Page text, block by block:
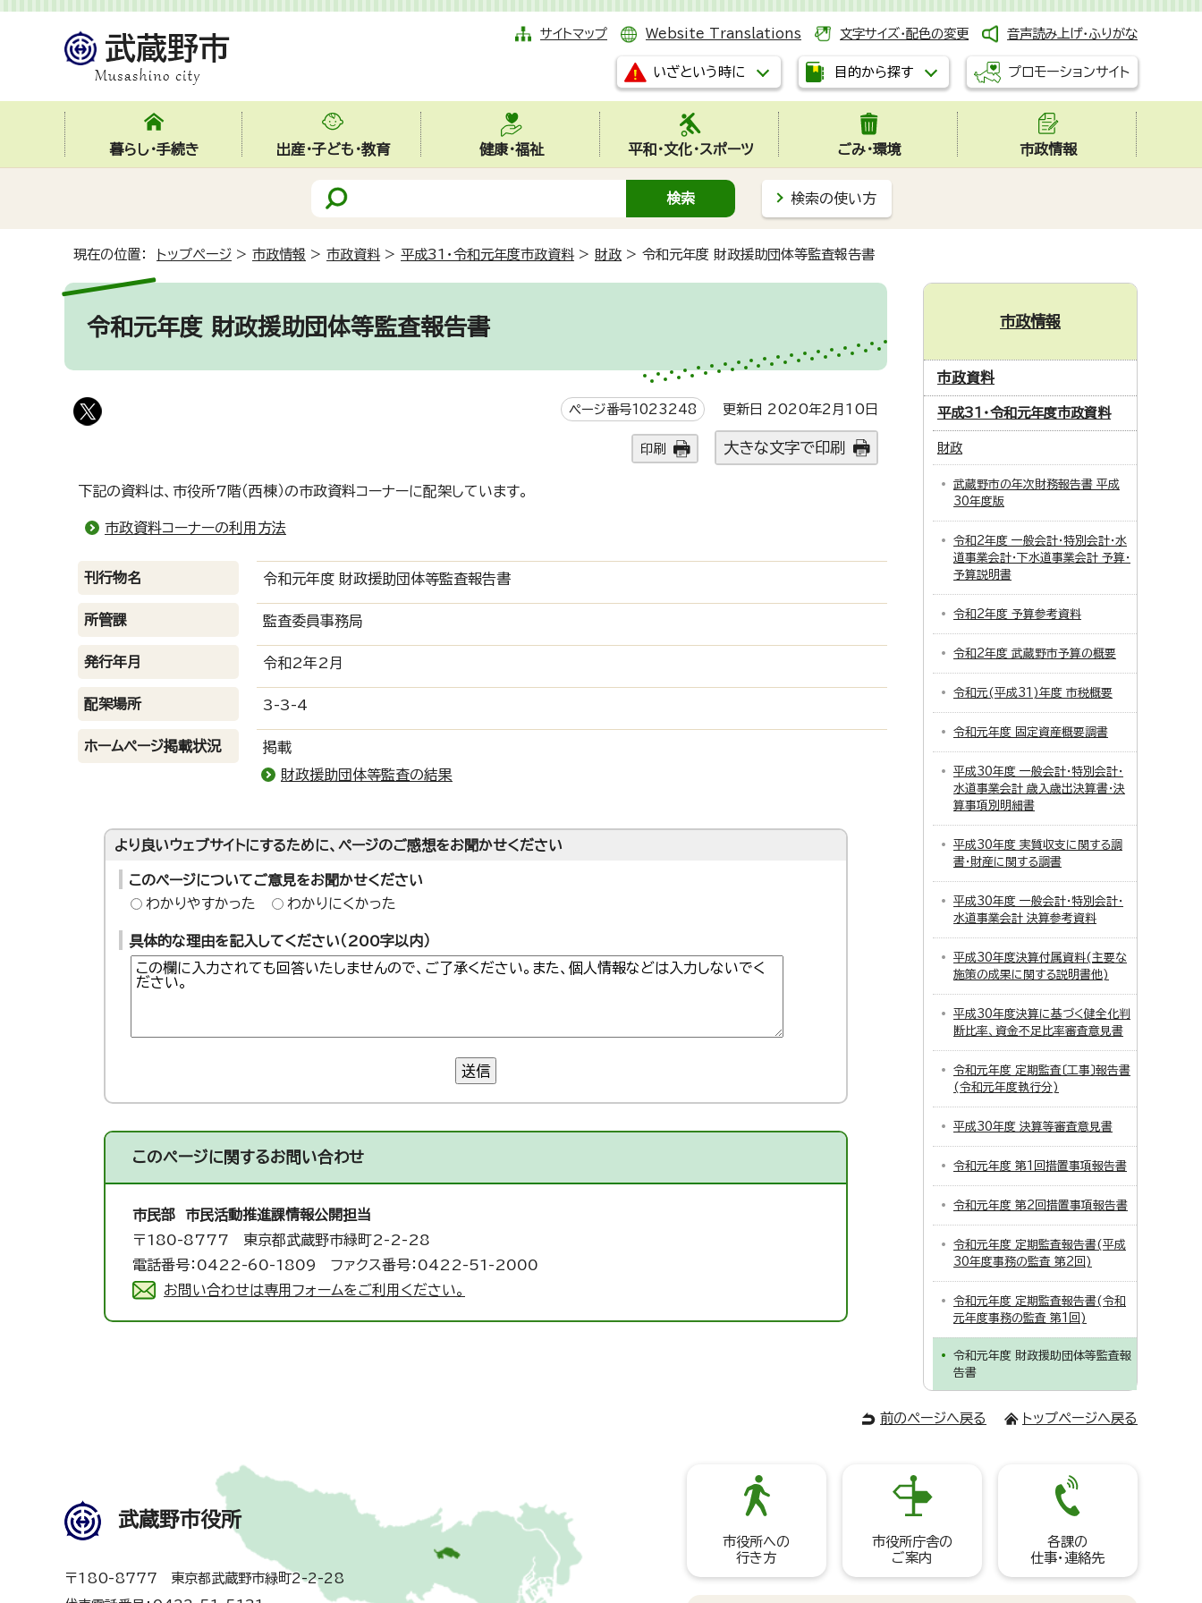
サイトマップ Website Translations 文字サイズ・配色の変更 音声読み上げ・ふりがな
いざという時に 目的から探す プロモーションサイト
暮らし・手続き 出産・子ども・教育 健康・福祉 平和・文化・スポーツ ごみ・環境 市政情報
検索の使い方
現在の位置： トップページ > 市政情報 > 市政資料 > 平成31・令和元年度市政資料 > 財政 > 令和元年度 財政援助団体等監査報告書
令和元年度 財政援助団体等監査報告書
ページ番号1023248 更新日 2020年2月10日
印刷 大きな文字で印刷
下記の資料は、市役所7階（西棟）の市政資料コーナーに配架しています。
市政資料コーナーの利用方法
刊行物名 令和元年度 財政援助団体等監査報告書
所管課 監査委員事務局
発行年月 令和2年2月
配架場所 3-3-4
ホームページ掲載状況
掲載
財政援助団体等監査の結果
より良いウェブサイトにするために、ページのご感想をお聞かせください
このページについてご意見をお聞かせください
わかりやすかった
わかりにくかった
具体的な理由を記入してください（200字以内）
送信
このページに関するお問い合わせ
市民部 市民活動推進課情報公開担当
〒180-8777 東京都武蔵野市緑町2-2-28
電話番号：0422-60-1809 ファクス番号：0422-51-2000
お問い合わせは専用フォームをご利用ください。
市政情報
市政資料
平成31・令和元年度市政資料
財政
武蔵野市の年次財務報告書 平成
30年度版
令和2年度 一般会計・特別会計・水
道事業会計・下水道事業会計 予算・
予算説明書
令和2年度 予算参考資料
令和2年度 武蔵野市予算の概要
令和元(平成31)年度 市税概要
令和元年度 固定資産概要調書
平成30年度 一般会計・特別会計・
水道事業会計 歳入歳出決算書・決
算事項別明細書
平成30年度 実質収支に関する調
書・財産に関する調書
平成30年度 一般会計・特別会計・
水道事業会計 決算参考資料
平成30年度決算付属資料(主要な
施策の成果に関する説明書他)
平成30年度決算に基づく健全化判
断比率、資金不足比率審査意見書
令和元年度 定期監査〔工事〕報告書
(令和元年度執行分)
平成30年度 決算等審査意見書
令和元年度 第1回措置事項報告書
令和元年度 第2回措置事項報告書
令和元年度 定期監査報告書(平成
30年度事務の監査 第2回)
令和元年度 定期監査報告書(令和
元年度事務の監査 第1回)
令和元年度 財政援助団体等監査報
告書
前のページへ戻る トップページへ戻る
武蔵野市役所
〒180-8777 東京都武蔵野市緑町2-2-28
市役所への
行き方
市役所庁舎の
ご案内
各課の
仕事・連絡先